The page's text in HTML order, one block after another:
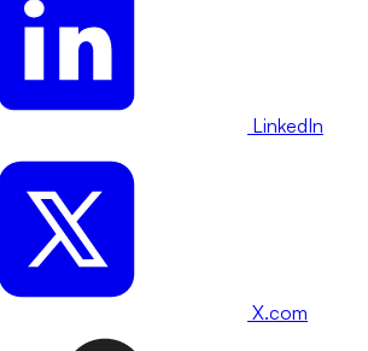
LinkedIn
X.com